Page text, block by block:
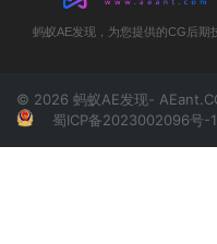
蚂蚁AE发现，为您提供的CG后期
© 2026 蚂蚁AE发现-
蜀ICP备2023002096号-1